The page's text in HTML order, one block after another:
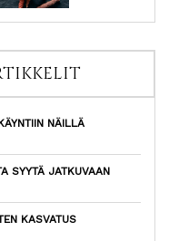
NÄILLÄ
SYYTÄ JATKUVAAN
KASVATUS